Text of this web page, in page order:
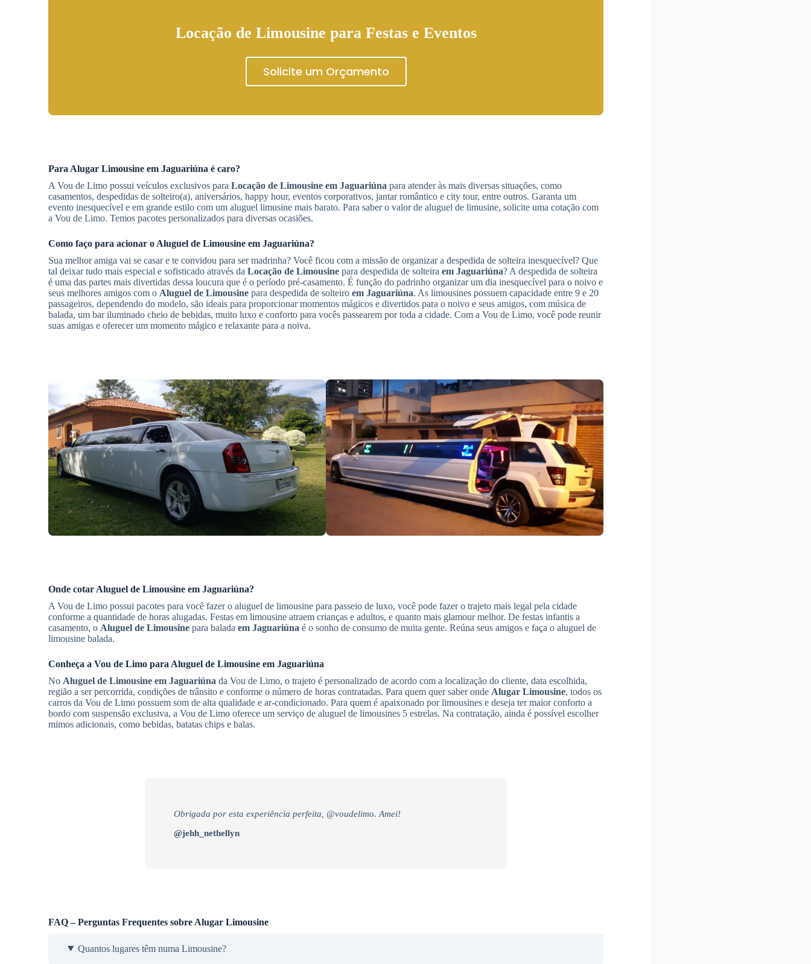
Locação de Limousine para Festas e Eventos
Solicite um Orçamento
Para Alugar Limousine em Jaguariúna é caro?
A Vou de Limo possui veículos exclusivos para Locação de Limousine em Jaguariúna para atender às mais diversas situações, como
casamentos, despedidas de solteiro(a), aniversários, happy hour, eventos corporativos, jantar romântico e city tour, entre outros. Garanta um
evento inesquecível e em grande estilo com um aluguel limusine mais barato. Para saber o valor de aluguel de limusine, solicite uma cotação com
a Vou de Limo. Temos pacotes personalizados para diversas ocasiões.
Como faço para acionar o Aluguel de Limousine em Jaguariúna?
Sua melhor amiga vai se casar e te convidou para ser madrinha? Você ficou com a missão de organizar a despedida de solteira inesquecível? Que
tal deixar tudo mais especial e sofisticado através da Locação de Limousine para despedida de solteira em Jaguariúna? A despedida de solteira
é uma das partes mais divertidas dessa loucura que é o período pré-casamento. É função do padrinho organizar um dia inesquecível para o noivo e
seus melhores amigos com o Aluguel de Limousine para despedida de solteiro em Jaguariúna. As limousines possuem capacidade entre 9 e 20
passageiros, dependendo do modelo, são ideais para proporcionar momentos mágicos e divertidos para o noivo e seus amigos, com música de
balada, um bar iluminado cheio de bebidas, muito luxo e conforto para vocês passearem por toda a cidade. Com a Vou de Limo, você pode reunir
suas amigas e oferecer um momento mágico e relaxante para a noiva.
Onde cotar Aluguel de Limousine em Jaguariúna?
A Vou de Limo possui pacotes para você fazer o aluguel de limousine para passeio de luxo, você pode fazer o trajeto mais legal pela cidade
conforme a quantidade de horas alugadas. Festas em limousine atraem crianças e adultos, e quanto mais glamour melhor. De festas infantis a
casamento, o Aluguel de Limousine para balada em Jaguariúna é o sonho de consumo de muita gente. Reúna seus amigos e faça o aluguel de
limousine balada.
Conheça a Vou de Limo para Aluguel de Limousine em Jaguariúna
No Aluguel de Limousine em Jaguariúna da Vou de Limo, o trajeto é personalizado de acordo com a localização do cliente, data escolhida,
região a ser percorrida, condições de trânsito e conforme o número de horas contratadas. Para quem quer saber onde Alugar Limousine, todos os
carros da Vou de Limo possuem som de alta qualidade e ar-condicionado. Para quem é apaixonado por limousines e deseja ter maior conforto a
bordo com suspensão exclusiva, a Vou de Limo oferece um serviço de aluguel de limousines 5 estrelas. Na contratação, ainda é possível escolher
mimos adicionais, como bebidas, batatas chips e balas.
Obrigada por esta experiência perfeita, @voudelimo. Amei!
@jehh_nethellyn
FAQ – Perguntas Frequentes sobre Alugar Limousine
Quantos lugares têm numa Limousine?